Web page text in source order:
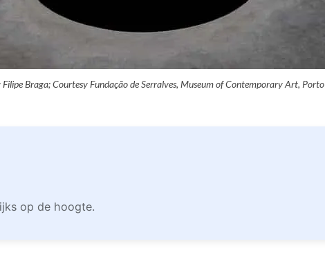
Filipe Braga; Courtesy Fundação de Serralves, Museum of Contemporary Art, Porto
op de hoogte.